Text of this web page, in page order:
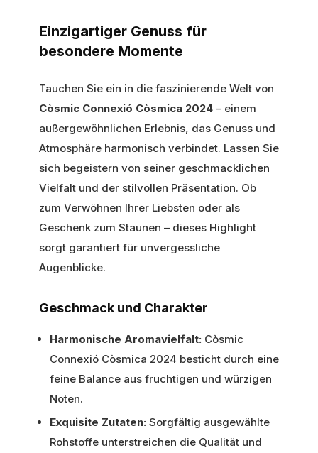
Einzigartiger Genuss für
besondere Momente
Tauchen Sie ein in die faszinierende Welt von
Còsmic Connexió Còsmica 2024 – einem
außergewöhnlichen Erlebnis, das Genuss und
Atmosphäre harmonisch verbindet. Lassen Sie
sich begeistern von seiner geschmacklichen
Vielfalt und der stilvollen Präsentation. Ob
zum Verwöhnen Ihrer Liebsten oder als
Geschenk zum Staunen – dieses Highlight
sorgt garantiert für unvergessliche
Augenblicke.
Geschmack und Charakter
Harmonische Aromavielfalt: Còsmic
Connexió Còsmica 2024 besticht durch eine
feine Balance aus fruchtigen und würzigen
Noten.
Exquisite Zutaten: Sorgfältig ausgewählte
Rohstoffe unterstreichen die Qualität und